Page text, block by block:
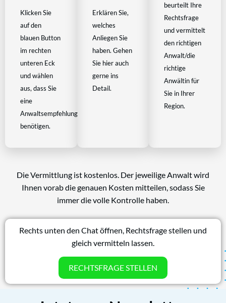
Klicken Sie
auf den
blauen Button
im rechten
unteren Eck
und wählen
aus, dass Sie
eine
Anwaltsempfehlung
benötigen.
Erklären Sie,
welches
Anliegen Sie
haben. Gehen
Sie hier auch
gerne ins
Detail.
beurteilt Ihre
Rechtsfrage
und vermittelt
den richtigen
Anwalt/die
richtige
Anwältin für
Sie in Ihrer
Region.
Die Vermittlung ist kostenlos. Der jeweilige Anwalt wird
Ihnen vorab die genauen Kosten mitteilen, sodass Sie
immer die volle Kontrolle haben.
Rechts unten den Chat öffnen, Rechtsfrage stellen und
gleich vermitteln lassen.
RECHTSFRAGE STELLEN